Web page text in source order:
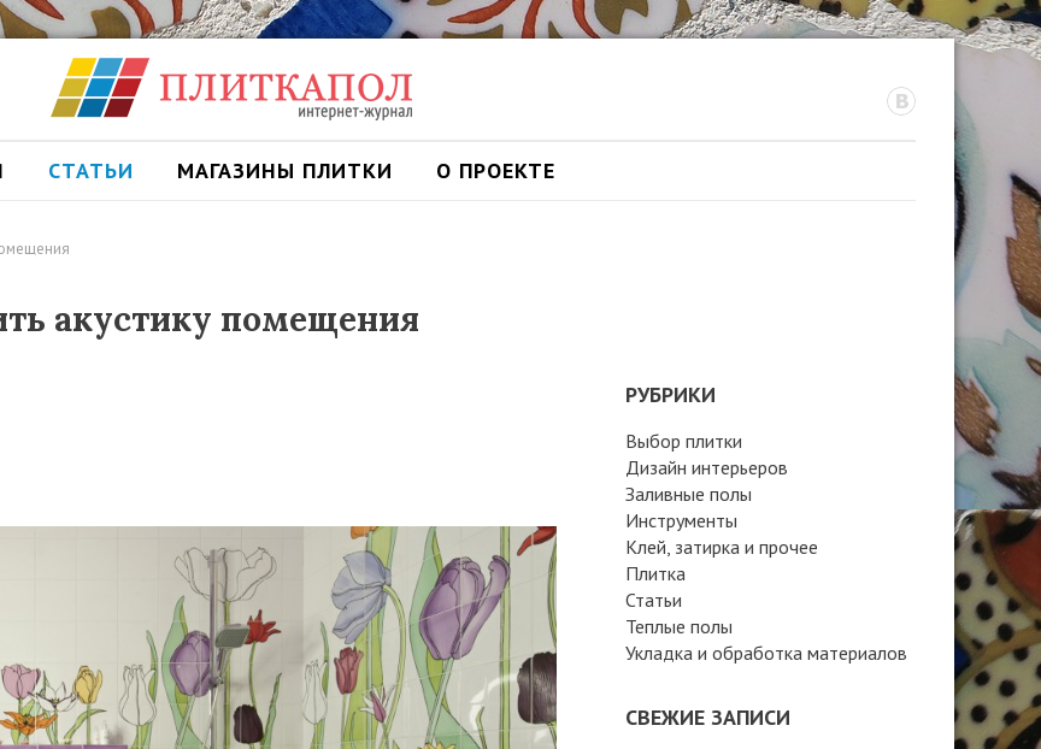
СТАТЬИ МАГАЗИНЫ ПЛИТКИ О ПРОЕКТЕ
акустику помещения
РУБРИКИ
Выбор плитки
Дизайн интерьеров
Заливные полы
Инструменты
Клей, затирка и прочее
Плитка
Статьи
Теплые полы
Укладка и обработка материалов
СВЕЖИЕ ЗАПИСИ